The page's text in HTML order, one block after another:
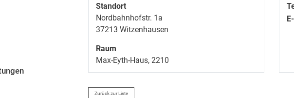
Standort
Nordbahnhofstr. 1a
37213Witzenhausen
Raum
Max-Eyth-Haus, 2210
Zurück zur Liste